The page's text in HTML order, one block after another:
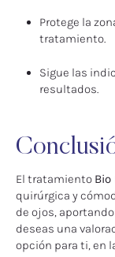
Protege la
tratamiento.
Sigue las
resultados.
El tratamiento Bio
quirúrgica y
de ojos,
deseas una
opción para ti, en